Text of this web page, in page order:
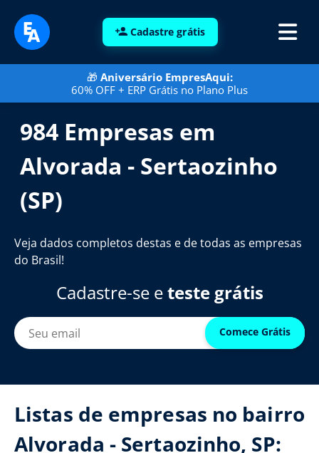
Cadastre grátis
🎁 Aniversário EmpresAqui:
60% OFF + ERP Grátis no Plano Plus
984 Empresas em
Alvorada - Sertaozinho
(SP)
Veja dados completos destas e de todas as empresas
do Brasil!
Cadastre-se eteste grátis
Comece Grátis
Listas de empresas no bairro
Alvorada - Sertaozinho, SP: